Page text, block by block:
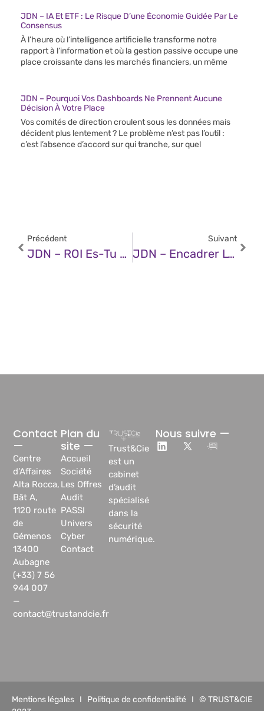
JDN – IA Et ETF : Le Risque D’une Économie Guidée Par Le
Consensus
À l’heure où l’intelligence artificielle transforme notre
rapport à l’information et où la gestion passive occupe une
place croissante dans les marchés financiers, un même
JDN – Pourquoi Vos Dashboards Ne Prennent Aucune
Décision À Votre Place
Vos comités de direction croulent sous les données mais
décident plus lentement ? Le problème n’est pas l’outil :
c’est l’absence d’accord sur qui tranche, sur quel
Précédent
JDN – ROI Es-Tu Là ?
Suivant
JDN – Encadrer L’usage De L’IA Dans Les Révisions Du Bac 2026
Trust&Cie
est un
cabinet
d’audit
spécialisé
dans la
sécurité
numérique.
Plan du
site —
Accueil
Société
Les Offres
Audit
PASSI
Univers
Cyber
Contact
Contact
—
Centre
d’Affaires
Alta Rocca,
Bât A,
1120 route
de
Gémenos
13400
Aubagne
(+33) 7 56
944 007
—
contact@trustandcie.fr
Nous suivre —
Mentions légales I Politique de confidentialité I © TRUST&CIE